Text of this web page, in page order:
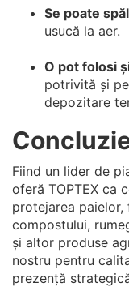
Se poate
usucă la aer.
O pot folosi
potrivită și
depozitare
Fiind un lider de
oferă TOPTEX ca
protejarea
compostului,
și altor produse
nostru pentru
prezență